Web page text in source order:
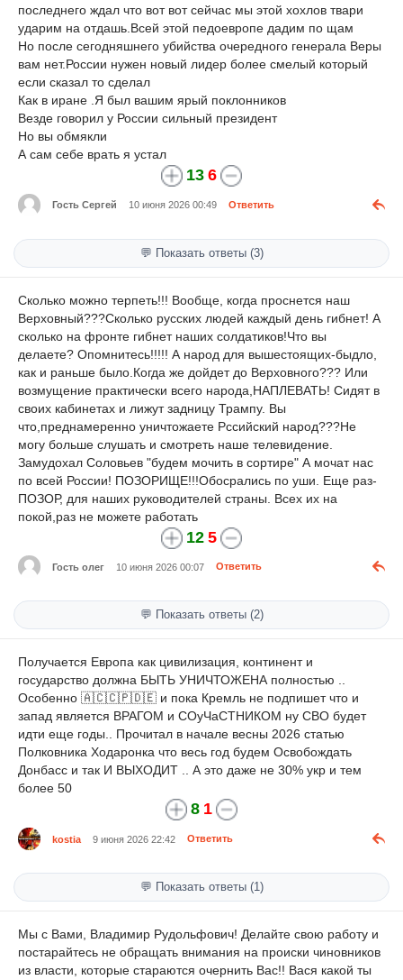
последнего ждал что вот вот сейчас мы этой хохлов твари
ударим на отдашь.Всей этой педоевропе дадим по щам
Но после сегодняшнего убийства очередного генерала Веры
вам нет.России нужен новый лидер более смелый который
если сказал то сделал
Как в иране .Я был вашим ярый поклонников
Везде говорил у России сильный президент
Но вы обмякли
А сам себе врать я устал
13 6
Гость Сергей 10 июня 2026 00:49 Ответить
💬 Показать ответы (3)
Сколько можно терпеть!!! Вообще, когда проснется наш
Верховный???Сколько русских людей каждый день гибнет! А
сколько на фронте гибнет наших солдатиков!Что вы
делаете? Опомнитесь!!!!! А народ для вышестоящих-быдло,
как и раньше было.Когда же дойдет до Верховного??? Или
возмущение практически всего народа,НАПЛЕВАТЬ! Сидят в
своих кабинетах и лижут задницу Трампу. Вы
что,преднамеренно уничтожаете Рссийский народ???Не
могу больше слушать и смотреть наше телевидение.
Замудохал Соловьев "будем мочить в сортире" А мочат нас
по всей России! ПОЗОРИЩЕ!!!Обосрались по уши. Еще раз-
ПОЗОР, для наших руководителей страны. Всех их на
покой,раз не можете работать
12 5
Гость олег 10 июня 2026 00:07 Ответить
💬 Показать ответы (2)
Получается Европа как цивилизация, континент и
государство должна БЫТЬ УНИЧТОЖЕНА полностью ..
Особенно 🇦🇨🇨🇵🇩🇪 и пока Кремль не подпишет что и
запад является ВРАГОМ и СОуЧаСТНИКОМ ну СВО будет
идти еще годы.. Прочитал в начале весны 2026 статью
Полковника Ходаронка что весь год будем Освобождать
Донбасс и так И ВЫХОДИТ .. А это даже не 30% укр и тем
более 50
8 1
kostia 9 июня 2026 22:42 Ответить
💬 Показать ответы (1)
Мы с Вами, Владимир Рудольфович! Делайте свою работу и
постарайтесь не обращать внимания на происки чиновников
из власти, которые стараются очернить Вас!! Вася какой ты